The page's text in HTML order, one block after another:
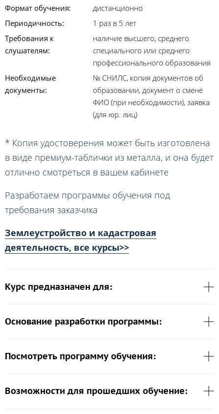
Формат обучения:
дистанционно
Периодичность:
1 раз в 5 лет
Требования к
слушателям:
наличие высшего, среднего
специального или среднего
профессионального образования
Необходимые
документы:
№ СНИЛС, копия документов об
образовании, документ о смене
ФИО (при необходимости), заявка
(для юр. лиц)
* Копия удостоверения может быть изготовлена
в виде премиум-таблички из металла, и она будет
отлично смотреться в вашем кабинете
Разработаем программы обучения под
требования заказчика
Землеустройство и кадастровая
деятельность, все курсы>>
Курс предназначен для:
Основание разработки программы:
Посмотреть программу обучения:
Возможности для прошедших обучение: